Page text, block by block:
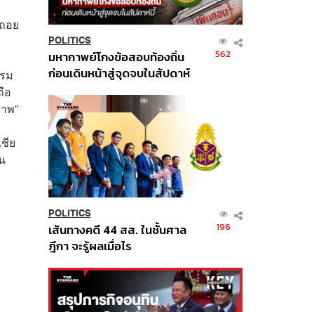
อย
ม
อ
พ”
ย
POLITICS
มหากาพย์โกงข้อสอบท้องถิ่น
ก่อนเดินหน้าสู่จุดจบในสัปดาห์
562
POLITICS
เส้นทางคดี 44 สส. ในชั้นศาล
ฎีกา จะรู้ผลเมื่อไร
196